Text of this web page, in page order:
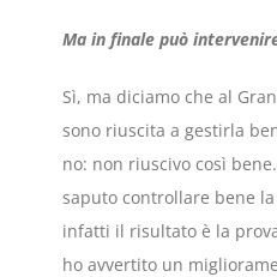
Ma in finale può
Sì, ma diciamo che al
sono riuscita a gestirla
no: non riuscivo così
saputo controllare bene
infatti il risultato è la
ho avvertito un